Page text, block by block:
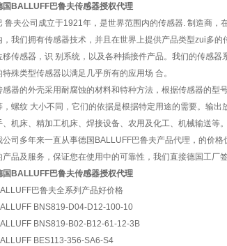
国BALLUFF巴鲁夫传感器授权代理
鲁夫公司成立于1921年，是世界范围内的传感器. 制造商，
，我们拥有传感器技术，并且在世界上提供产品类型zui多
移传感器，识 别系统，以及各种插接件产品。我们的传感
特殊类型传感器以满足几乎所有的应用场 合。
感器的外壳采用耐腐蚀的材料和特种方法，根据传感器的
，螺纹 大小不同，它们的依据是根据特定用途的需要。输
、机床、精加工机床、焊接设备、农用及化工、机械输送等。
公司多年来一直从事德国BALLUFF巴鲁夫产品代理，的价
产品及服务，保证您在使用中的可靠性，我们直接德国工厂
国BALLUFF巴鲁夫传感器授权代理
巴鲁夫全系列产品好价格
BNS819-D04-D12-100-10
BNS819-B02-B12-61-12-3B
BES113-356-SA6-S4